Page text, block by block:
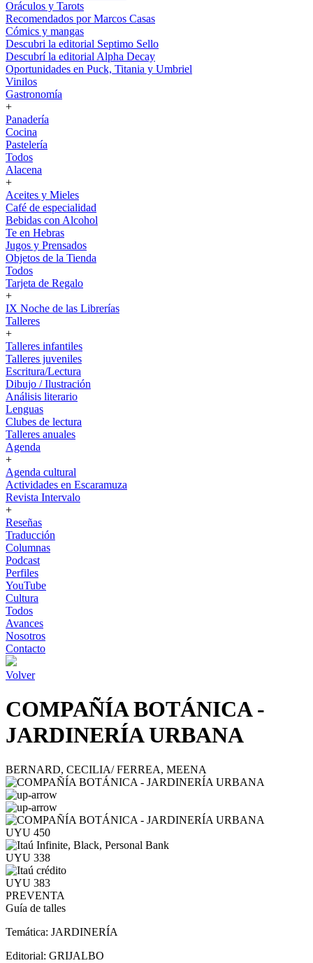
Oráculos y Tarots
Recomendados por Marcos Casas
Cómics y mangas
Descubri la editorial Septimo Sello
Descubrí la editorial Alpha Decay
Oportunidades en Puck, Titania y Umbriel
Vinilos
Gastronomía
+
Panadería
Cocina
Pastelería
Todos
Alacena
+
Aceites y Mieles
Café de especialidad
Bebidas con Alcohol
Te en Hebras
Jugos y Prensados
Objetos de la Tienda
Todos
Tarjeta de Regalo
+
IX Noche de las Librerías
Talleres
+
Talleres infantiles
Talleres juveniles
Escritura/Lectura
Dibujo / Ilustración
Análisis literario
Lenguas
Clubes de lectura
Talleres anuales
Agenda
+
Agenda cultural
Actividades en Escaramuza
Revista Intervalo
+
Reseñas
Traducción
Columnas
Podcast
Perfiles
YouTube
Cultura
Todos
Avances
Nosotros
Contacto
Volver
COMPAÑÍA BOTÁNICA -
JARDINERÍA URBANA
BERNARD, CECILIA/ FERREA, MEENA
UYU 450
UYU 338
UYU 383
PREVENTA
Guía de talles
Temática: JARDINERÍA
Editorial: GRIJALBO